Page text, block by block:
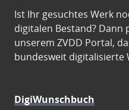
Ist Ihr gesuchtes Werk
digitalen Bestand? Dann
unserem ZVDD Portal,
bundesweit digitalisierte
DigiWunschbuch